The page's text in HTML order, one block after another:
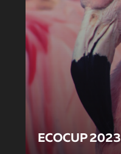
ECOCUP 2023